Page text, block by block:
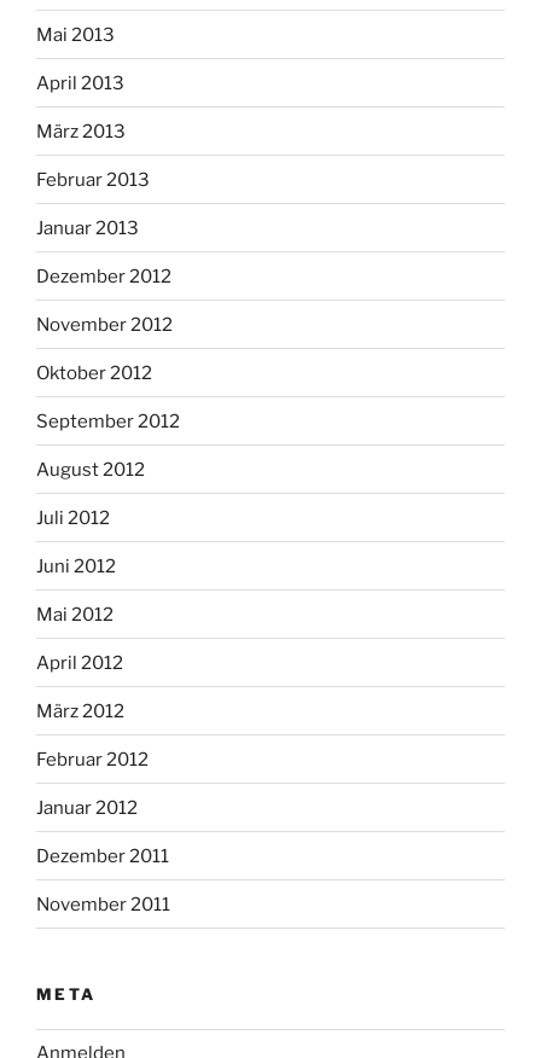
Mai 2013
April 2013
März 2013
Februar 2013
Januar 2013
Dezember 2012
November 2012
Oktober 2012
September 2012
August 2012
Juli 2012
Juni 2012
Mai 2012
April 2012
März 2012
Februar 2012
Januar 2012
Dezember 2011
November 2011
META
Anmelden